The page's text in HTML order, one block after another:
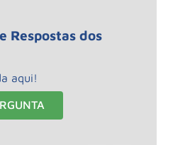
Respostas dos
aqui!